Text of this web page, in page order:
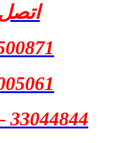
33044844 – 33451511